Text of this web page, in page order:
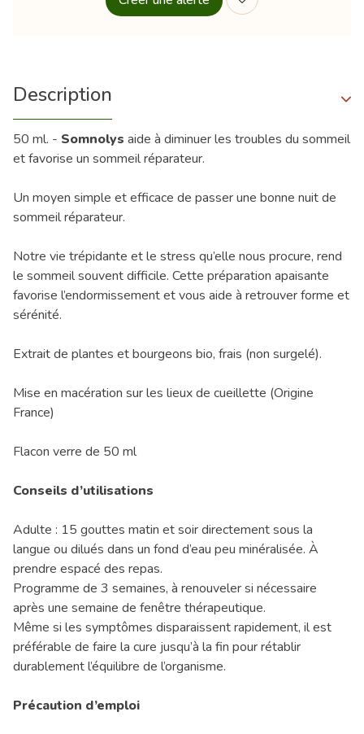
Description
50 ml. - Somnolys aide à diminuer les troubles du sommeil
et favorise un sommeil réparateur.
Un moyen simple et efficace de passer une bonne nuit de
sommeil réparateur.
Notre vie trépidante et le stress qu’elle nous procure, rend
le sommeil souvent difficile. Cette préparation apaisante
favorise l’endormissement et vous aide à retrouver forme et
sérénité.
Extrait de plantes et bourgeons bio, frais (non surgelé).
Mise en macération sur les lieux de cueillette (Origine
France)
Flacon verre de 50 ml
Conseils d’utilisations
Adulte : 15 gouttes matin et soir directement sous la
langue ou dilués dans un fond d’eau peu minéralisée. À
prendre espacé des repas.
Programme de 3 semaines, à renouveler si nécessaire
après une semaine de fenêtre thérapeutique.
Même si les symptômes disparaissent rapidement, il est
préférable de faire la cure jusqu’à la fin pour rétablir
durablement l’équilibre de l’organisme.
Précaution d’emploi